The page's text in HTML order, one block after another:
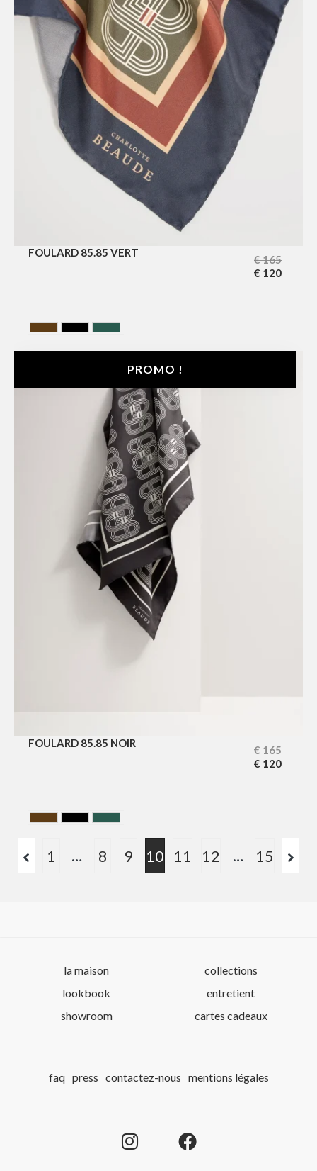
FOULARD 85.85 VERT
€165
€ 120
PROMO !
FOULARD 85.85 NOIR
€165
€ 120
1 … 8 9 10 11 12 … 15
la maison
lookbook
showroom
collections
entretient
cartes cadeaux
faq press contactez-nous mentions légales